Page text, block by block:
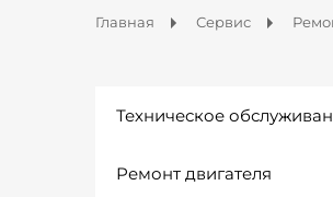
Главная Сервис
Техническое
Ремонт двигателя